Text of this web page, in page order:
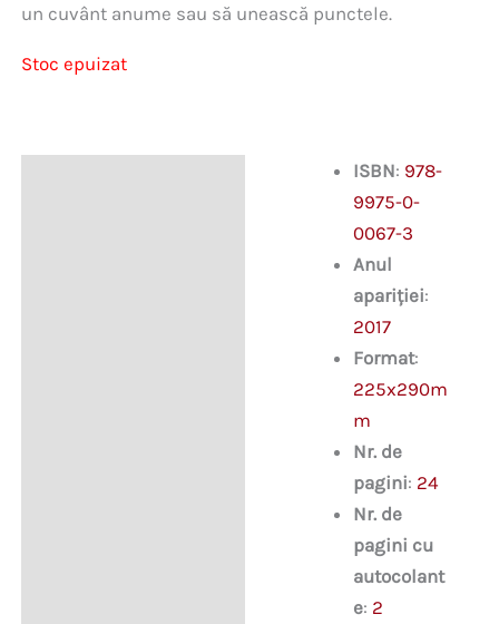
un cuvânt anume sau să unească punctele.
Stoc epuizat
ISBN: 978-
9975-0-
0067-3
Anul
apariției:
2017
Format:
225x290m
m
Nr. de
pagini: 24
Nr. de
pagini cu
autocolant
e: 2